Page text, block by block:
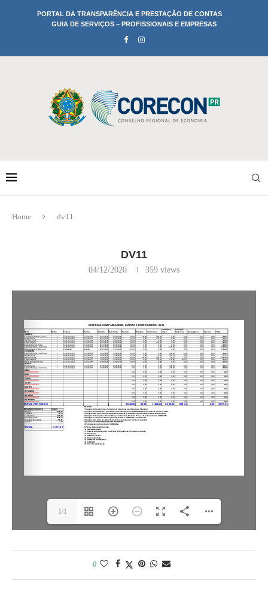
PORTAL DA TRANSPARÊNCIA E PRESTAÇÃO DE CONTAS
GUIA DE SERVIÇOS – PROFISSIONAIS E EMPRESAS
Home dv11
DV11
04/12/2020 359 views
1/1
0